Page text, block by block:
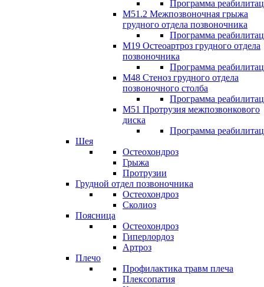
Программа
M51.2 Межпозвоночная грыжа
грудного отдела позвоночника
Программа
М19 Остеоартроз грудного отдела
позвоночника
Программа
M48 Стеноз грудного отдела
позвоночного столба
Программа
М51 Протрузия межпозвонкового
диска
Программа
Шея
Остеохондроз
Грыжа
Протрузии
Грудной отдел позвоночника
Остеохондроз
Сколиоз
Поясница
Остеохондроз
Гиперлордоз
Артроз
Плечо
Профилактика травм плеча
Плексопатия